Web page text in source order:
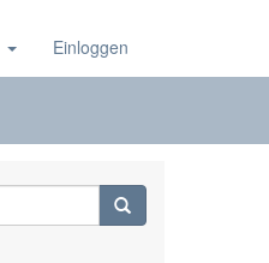
Einloggen